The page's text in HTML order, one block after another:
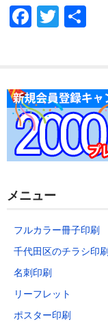
F
e
b
o
o
T
er
メニュー
フルカラー冊子印刷
千代田区のチラシ印刷
名刺印刷
リーフレット
ポスター印刷